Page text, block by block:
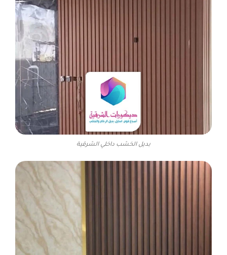
بديل الخشب داخلي الشرقية